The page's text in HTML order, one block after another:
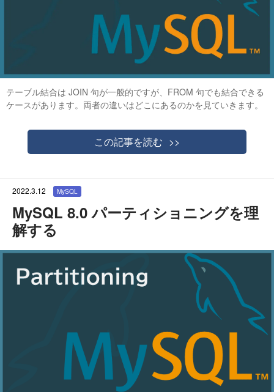
テーブル結合は JOIN 句が一般的ですが、FROM 句でも結合できる
ケースがあります。両者の違いはどこにあるのかを見ていきます。
この記事を読む
MySQL 8.0 パーティショニングを理
解する
2022.3.12 MySQL